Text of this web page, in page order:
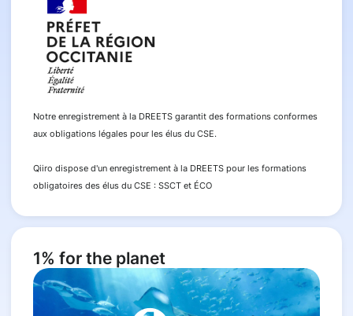
Notre enregistrement à la DREETS garantit des formations conformes
aux obligations légales pour les élus du CSE.
Qiiro dispose d'un enregistrement à la DREETS pour les formations
obligatoires des élus du CSE : SSCT et ÉCO
1% for the planet